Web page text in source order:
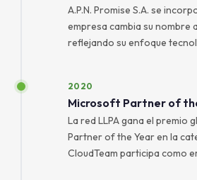
A.P.N. Promise S.A. se
empresa cambia su nombre
reflejando su enfoque
2020
Microsoft Partner of
La red LLPA gana el premio
Partner of the Year en la
CloudTeam participa como